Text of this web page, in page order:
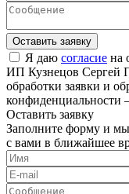
Я даю согласие на
ИП Кузнецов Сергей
обработки заявки и
конфиденциальности
Оставить заявку
Заполните форму и
с вами в ближайшее